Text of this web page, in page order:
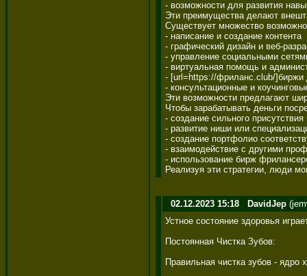
- возможности для развития
Эти преимущества делают
Существует множество
- написание и создание контента
- графический дизайн и веб-
- управление социальными
- виртуальная помощь и
- [url=https://фриланс.club/
- консультационные и
Эти возможности предлагают
Чтобы зарабатывать деньги
- создание сильного
- развитие ниши или
- создание портфолио
- взаимодействие с другими
- использование бирж
Реализуя эти стратегии, люди
02.12.2023 15:18 DavidJep
Устное состояние здоровья
Постоянная Чистка Зубов:
Правильная чистка зубов -